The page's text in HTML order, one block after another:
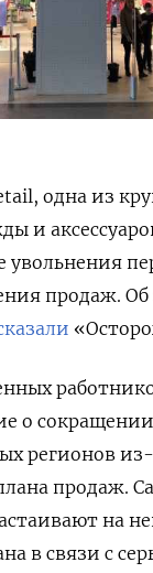
одна из
и
увольнения
продаж.
о сокращении
регионов
продаж.
на
в связи с